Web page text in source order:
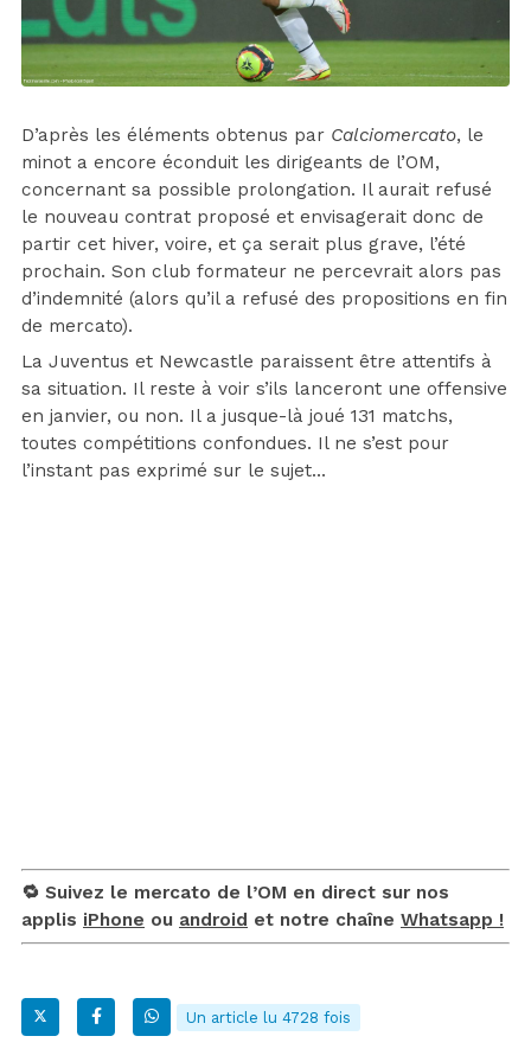
D’après les éléments obtenus par Calciomercato, le
minot a encore éconduit les dirigeants de l’OM,
concernant sa possible prolongation. Il aurait refusé
le nouveau contrat proposé et envisagerait donc de
partir cet hiver, voire, et ça serait plus grave, l’été
prochain. Son club formateur ne percevrait alors pas
d’indemnité (alors qu’il a refusé des propositions en fin
de mercato).
La Juventus et Newcastle paraissent être attentifs à
sa situation. Il reste à voir s’ils lanceront une offensive
en janvier, ou non. Il a jusque-là joué 131 matchs,
toutes compétitions confondues. Il ne s’est pour
l’instant pas exprimé sur le sujet…
🔁 Suivez le mercato de l’OM en direct sur nos
applis iPhone ou android et notre chaîne Whatsapp !
Un article lu 4728 fois